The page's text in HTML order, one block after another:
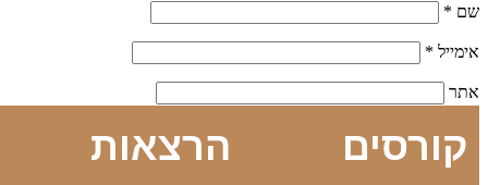
שם *
אימייל *
אתר
קורסים הרצאות